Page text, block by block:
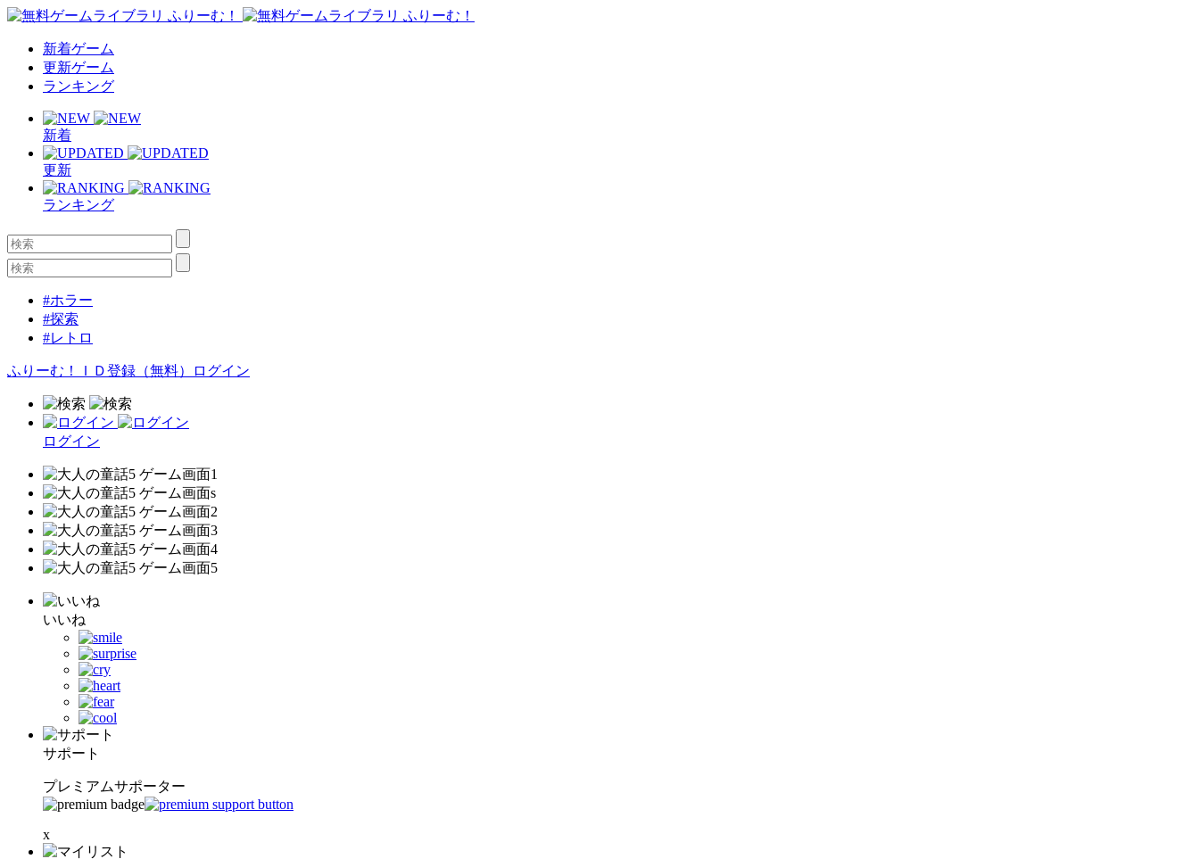
新着ゲーム
更新ゲーム
ランキング
新着
更新
ランキング
#ホラー
#探索
#レトロ
ふりーむ！ＩＤ登録（無料） ログイン
ログイン
いいね
サポート
プレミアムサポーター
x